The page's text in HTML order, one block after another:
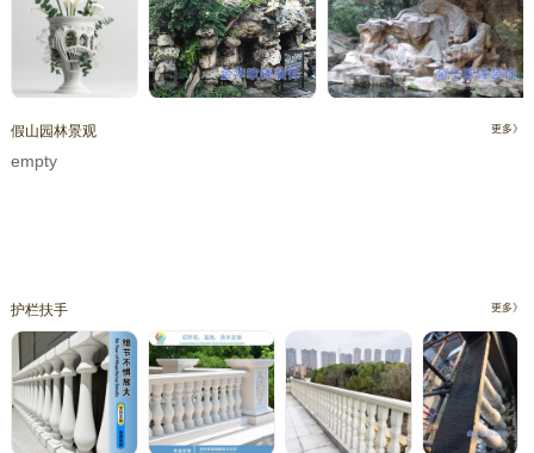
假山园林景观 更多》
empty
护栏扶手 更多》